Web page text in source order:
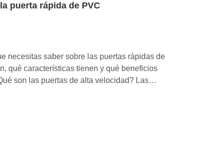
puerta rápida de PVC
necesitas saber sobre las puertas rápidas de
qué características tienen y qué beneficios
son las puertas de alta velocidad? Las